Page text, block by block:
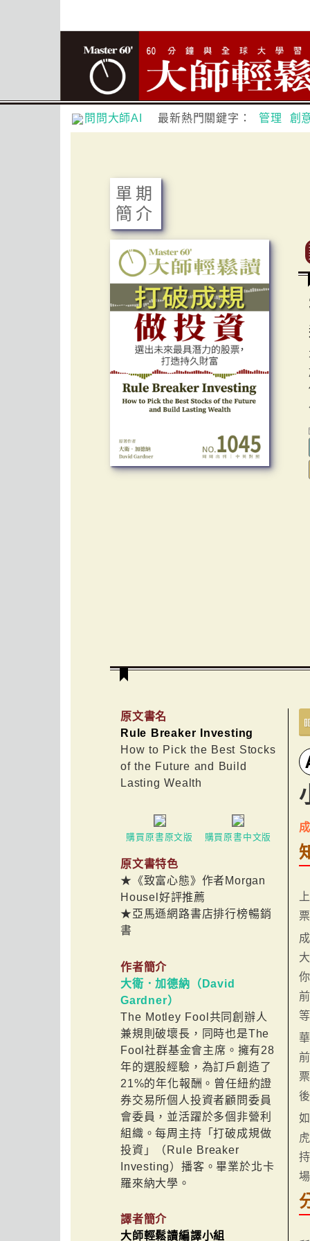
問問大師AI 最新熱門關鍵字： 管理 創
單期
簡介
原文書名
Rule Breaker Investing
How to Pick the Best Stocks
of the Future and Build
Lasting Wealth
購買原書原文版 購買原書中文版
原文書特色
★《致富心態》作者Morgan
Housel好評推薦
★亞馬遜網路書店排行榜暢銷
書
作者簡介
大衛．加德納（David
Gardner）
The Motley Fool共同創辦人
兼規則破壞長，同時也是The
Fool社群基金會主席。擁有28
年的選股經驗，為訂戶創造了
21%的年化報酬。曾任紐約證
券交易所個人投資者顧問委員
會委員，並活躍於多個非營利
組織。每周主持「打破成規做
投資」（Rule Breaker
Investing）播客。畢業於北卡
羅來納大學。
譯者簡介
大師輕鬆讀編譯小組